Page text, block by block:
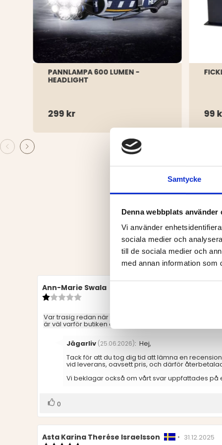
Samtycke
Denna webbplats använder
Vi använder
sociala medier och
till de sociala medier och
med annan information som
PANNLAMPA 600 LUMEN -
HEADLIGHT
299 kr 99
Recensionsförfattare:
Ann-Marie Swala
utav
5
stjärnor
Recensionstext:
Var trasig redan när den kom och återbetalades. Den
är väl varför butiken överhuvudtaget säljer saker där
Svara
från:
Jägarliv (25.06.2026): Hej,
Tack för att du tog dig tid att lämna en
vid leverans, oavsett pris, och därför
Vi beklagar också om vårt svar uppfattades på
Rösta
0
Recensionsförfattare:
Asta Karina Therése Israelsson • 31.12.2025